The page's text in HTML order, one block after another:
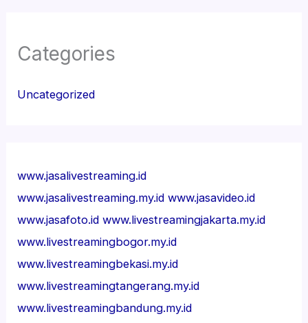
Categories
Uncategorized
www.jasalivestreaming.id
www.jasalivestreaming.my.id www.jasavideo.id
www.jasafoto.id www.livestreamingjakarta.my.id
www.livestreamingbogor.my.id
www.livestreamingbekasi.my.id
www.livestreamingtangerang.my.id
www.livestreamingbandung.my.id